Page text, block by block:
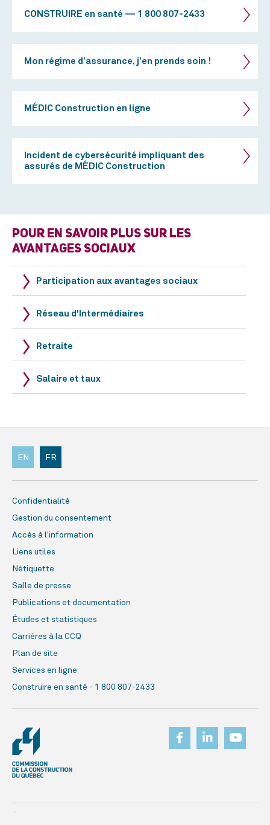
CONSTRUIRE en santé — 1 800 807-2433
Mon régime d’assurance, j’en prends soin !
MÉDIC Construction en ligne
Incident de cybersécurité impliquant des
assurés de MÉDIC Construction
POUR EN SAVOIR PLUS SUR LES
AVANTAGES SOCIAUX
Participation aux avantages sociaux
Réseau d'Intermédiaires
Retraite
Salaire et taux
Confidentialité
Gestion du consentement
Accès à l'information
Liens utiles
Nétiquette
Salle de presse
Publications et documentation
Études et statistiques
Carrières à la CCQ
Plan de site
Services en ligne
Construire en santé - 1 800 807-2433
EN FR